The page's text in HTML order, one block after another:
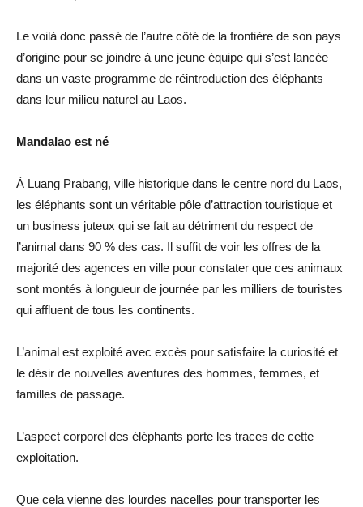
Le voilà donc passé de l’autre côté de la frontière de son pays
d’origine pour se joindre à une jeune équipe qui s’est lancée
dans un vaste programme de réintroduction des éléphants
dans leur milieu naturel au Laos.
Mandalao est né
À Luang Prabang, ville historique dans le centre nord du Laos,
les éléphants sont un véritable pôle d’attraction touristique et
un business juteux qui se fait au détriment du respect de
l’animal dans 90 % des cas. Il suffit de voir les offres de la
majorité des agences en ville pour constater que ces animaux
sont montés à longueur de journée par les milliers de touristes
qui affluent de tous les continents.
L’animal est exploité avec excès pour satisfaire la curiosité et
le désir de nouvelles aventures des hommes, femmes, et
familles de passage.
L’aspect corporel des éléphants porte les traces de cette
exploitation.
Que cela vienne des lourdes nacelles pour transporter les